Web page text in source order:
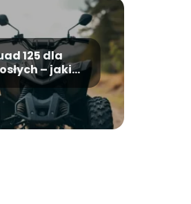
125 dla
– jaki
i na co
uwagę?